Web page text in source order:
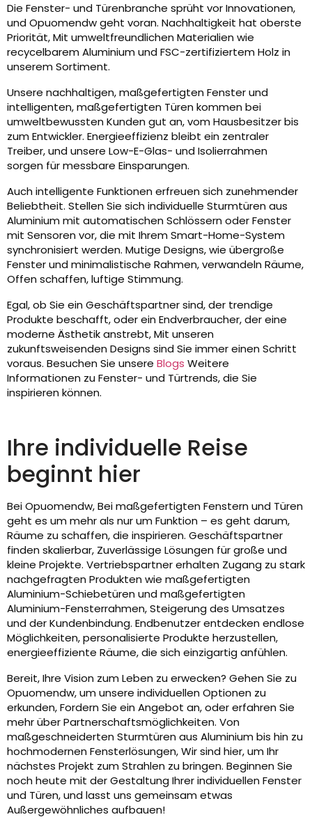
Die Fenster- und Türenbranche sprüht vor Innovationen,
und Opuomendw geht voran. Nachhaltigkeit hat oberste
Priorität, Mit umweltfreundlichen Materialien wie
recycelbarem Aluminium und FSC-zertifiziertem Holz in
unserem Sortiment.
Unsere nachhaltigen, maßgefertigten Fenster und
intelligenten, maßgefertigten Türen kommen bei
umweltbewussten Kunden gut an, vom Hausbesitzer bis
zum Entwickler. Energieeffizienz bleibt ein zentraler
Treiber, und unsere Low-E-Glas- und Isolierrahmen
sorgen für messbare Einsparungen.
Auch intelligente Funktionen erfreuen sich zunehmender
Beliebtheit. Stellen Sie sich individuelle Sturmtüren aus
Aluminium mit automatischen Schlössern oder Fenster
mit Sensoren vor, die mit Ihrem Smart-Home-System
synchronisiert werden. Mutige Designs, wie übergroße
Fenster und minimalistische Rahmen, verwandeln Räume,
Offen schaffen, luftige Stimmung.
Egal, ob Sie ein Geschäftspartner sind, der trendige
Produkte beschafft, oder ein Endverbraucher, der eine
moderne Ästhetik anstrebt, Mit unseren
zukunftsweisenden Designs sind Sie immer einen Schritt
voraus. Besuchen Sie unsere Blogs Weitere
Informationen zu Fenster- und Türtrends, die Sie
inspirieren können.
Ihre individuelle Reise
beginnt hier
Bei Opuomendw, Bei maßgefertigten Fenstern und Türen
geht es um mehr als nur um Funktion – es geht darum,
Räume zu schaffen, die inspirieren. Geschäftspartner
finden skalierbar, Zuverlässige Lösungen für große und
kleine Projekte. Vertriebspartner erhalten Zugang zu stark
nachgefragten Produkten wie maßgefertigten
Aluminium-Schiebetüren und maßgefertigten
Aluminium-Fensterrahmen, Steigerung des Umsatzes
und der Kundenbindung. Endbenutzer entdecken endlose
Möglichkeiten, personalisierte Produkte herzustellen,
energieeffiziente Räume, die sich einzigartig anfühlen.
Bereit, Ihre Vision zum Leben zu erwecken? Gehen Sie zu
Opuomendw, um unsere individuellen Optionen zu
erkunden, Fordern Sie ein Angebot an, oder erfahren Sie
mehr über Partnerschaftsmöglichkeiten. Von
maßgeschneiderten Sturmtüren aus Aluminium bis hin zu
hochmodernen Fensterlösungen, Wir sind hier, um Ihr
nächstes Projekt zum Strahlen zu bringen. Beginnen Sie
noch heute mit der Gestaltung Ihrer individuellen Fenster
und Türen, und lasst uns gemeinsam etwas
Außergewöhnliches aufbauen!